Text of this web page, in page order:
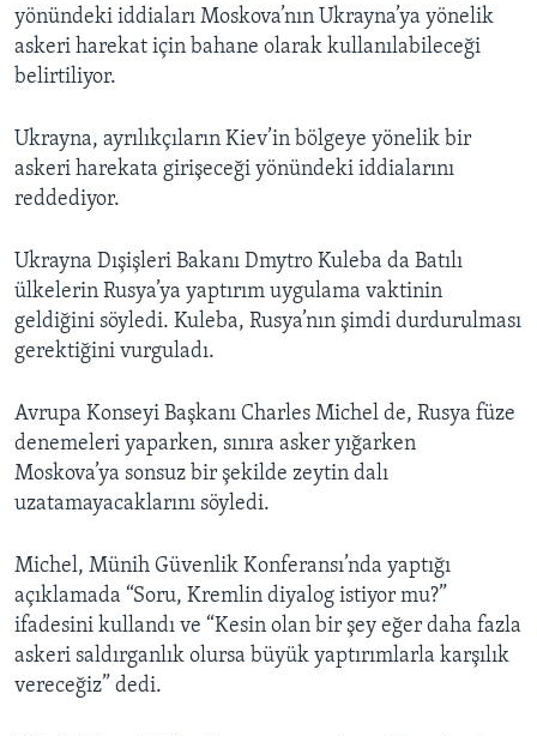
yönündeki iddiaları Moskova’nın Ukrayna’ya yönelik
askeri harekat için bahane olarak kullanılabileceği
belirtiliyor.
Ukrayna, ayrılıkçıların Kiev’in bölgeye yönelik bir
askeri harekata girişeceği yönündeki iddialarını
reddediyor.
Ukrayna Dışişleri Bakanı Dmytro Kuleba da Batılı
ülkelerin Rusya’ya yaptırım uygulama vaktinin
geldiğini söyledi. Kuleba, Rusya’nın şimdi durdurulması
gerektiğini vurguladı.
Avrupa Konseyi Başkanı Charles Michel de, Rusya füze
denemeleri yaparken, sınıra asker yığarken
Moskova’ya sonsuz bir şekilde zeytin dalı
uzatamayacaklarını söyledi.
Michel, Münih Güvenlik Konferansı’nda yaptığı
açıklamada “Soru, Kremlin diyalog istiyor mu?”
ifadesini kullandı ve “Kesin olan bir şey eğer daha fazla
askeri saldırganlık olursa büyük yaptırımlarla karşılık
vereceğiz” dedi.